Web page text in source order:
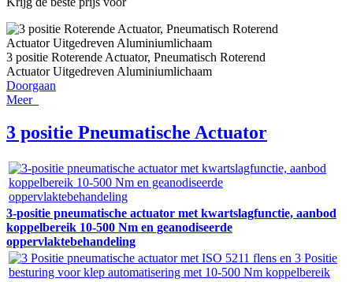
3 positie Roterende Actuator, Pneumatisch Roterend
Actuator Uitgedreven Aluminiumlichaam
Doorgaan
Meer
3 positie Pneumatische Actuator
3-positie pneumatische actuator met kwartslagfunctie, aanbod
koppelbereik 10-500 Nm en geanodiseerde
oppervlaktebehandeling